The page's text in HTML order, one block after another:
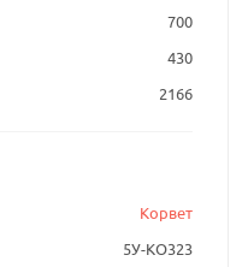
700
430
2166
Корвет
5У-КО323